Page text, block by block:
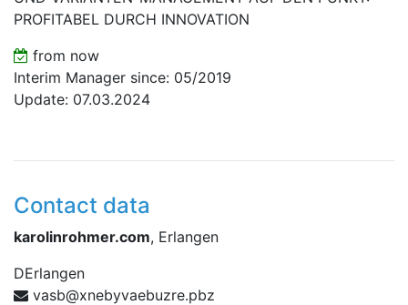
PROFITABEL DURCH INNOVATION
from now
Interim Manager since: 05/2019
Update: 07.03.2024
Contact data
karolinrohmer.com, Erlangen
DErlangen
zbp.erzubeavybenx@bsav